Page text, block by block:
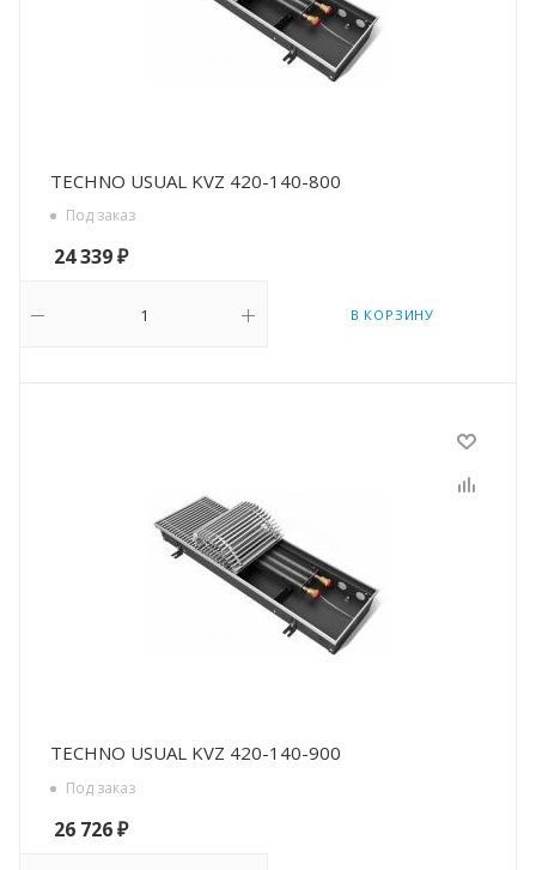
TECHNO USUAL KVZ 420-140-800
Под заказ
24 339₽
В КОРЗИНУ
TECHNO USUAL KVZ 420-140-900
Под заказ
26 726₽